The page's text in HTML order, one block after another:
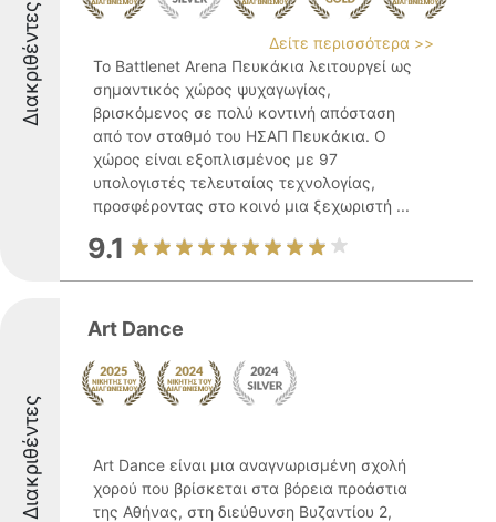
Διακριθέντες
Δείτε περισσότερα >>
Το Battlenet Arena Πευκάκια λειτουργεί ως
σημαντικός χώρος ψυχαγωγίας,
βρισκόμενος σε πολύ κοντινή απόσταση
από τον σταθμό του ΗΣΑΠ Πευκάκια. Ο
χώρος είναι εξοπλισμένος με 97
υπολογιστές τελευταίας τεχνολογίας,
προσφέροντας στο κοινό μια ξεχωριστή ...
9.1
Διακριθέντες
Art Dance
Art Dance είναι μια αναγνωρισμένη σχολή
χορού που βρίσκεται στα βόρεια προάστια
της Αθήνας, στη διεύθυνση Βυζαντίου 2,